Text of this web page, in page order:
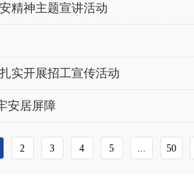
精神主题宣讲活动
实开展招工宣传活动
安居屏障
2 3 4 5 ... 50